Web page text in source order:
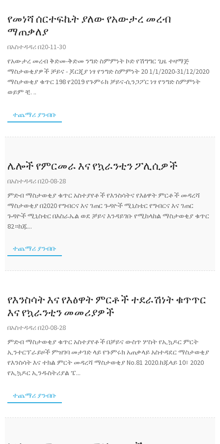
የመነሻ ሰርተፍኬት ያለው የአውታረ መረብ
ማጠቃለያ
በአስተዳዳሪ በ20-11-30
የአውታረ መረብ ቅድመ-ቅድመ ንግድ ስምምነት ኮድ የሽግግር ጊዜ ተዛማጅ
ማስታወቂያዎች ቻይና - ጆርጂያ ነፃ የንግድ ስምምነት 20 1/1/2020-31/12/2020
ማስታወቂያ ቁጥር 198 የ2019 የጉምሩክ ቻይና-ሲንጋፖር ነፃ የንግድ ስምምነት
ወይም ቺ. ..
ተጨማሪ ያንብቡ
ሌሎች የምርመራ እና የኳራንቲን ፖሊሲዎች
በአስተዳዳሪ በ20-08-28
ምድብ ማስታወቂያ ቁጥር አስተያየቶች የእንስሳትና የእፅዋት ምርቶች መዳረሻ
ማስታወቂያ በ2020 የግብርና እና ገጠር ጉዳዮች ሚኒስቴር የግብርና እና ገጠር
ጉዳዮች ሚኒስቴር በእስራኤል ወደ ቻይና እንዳይገቡ የሚከላከል ማስታወቂያ ቁጥር
82።ከጁ...
ተጨማሪ ያንብቡ
የእንስሳት እና የእፅዋት ምርቶች ተደራሽነት ቁጥጥር
እና የኳራንቲን መመሪያዎች
በአስተዳዳሪ በ20-08-28
ምድብ ማስታወቂያ ቁጥር አስተያየቶች በቻይና ውስጥ ሦስት የኢኳዶር ምርት
ኢንተርፕራይዞች ምዝገባ መታገድ ላይ የጉምሩክ አጠቃላይ አስተዳደር ማስታወቂያ
የእንስሳት እና ተክል ምርት መዳረሻ ማስታወቂያ No.81 2020.ከጁላይ 10፣ 2020
የኢኳዶር ኢንዱስትሪያል ፔ...
ተጨማሪ ያንብቡ